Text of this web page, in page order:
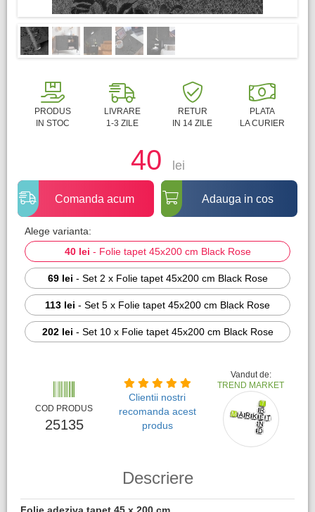
PRODUS
IN STOC
LIVRARE
1-3 ZILE
RETUR
IN 14 ZILE
PLATA
LA CURIER
40 lei
Comanda acum Adauga in cos
Alege varianta:
40 lei - Folie tapet 45x200 cm Black Rose
69 lei - Set 2 x Folie tapet 45x200 cm Black Rose
113 lei - Set 5 x Folie tapet 45x200 cm Black Rose
202 lei - Set 10 x Folie tapet 45x200 cm Black Rose
COD PRODUS
25135
Clientii nostri
recomanda acest
produs
Vandut de:
TREND MARKET
Descriere